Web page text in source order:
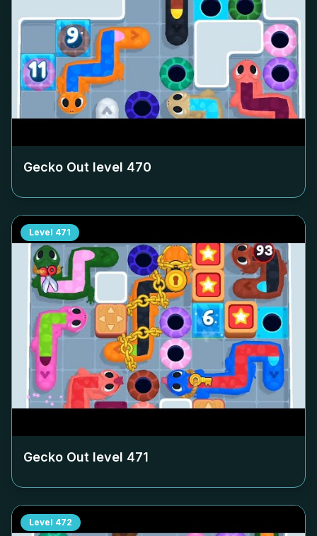
Gecko Out level 470
Level 471
Gecko Out level 471
Level 472